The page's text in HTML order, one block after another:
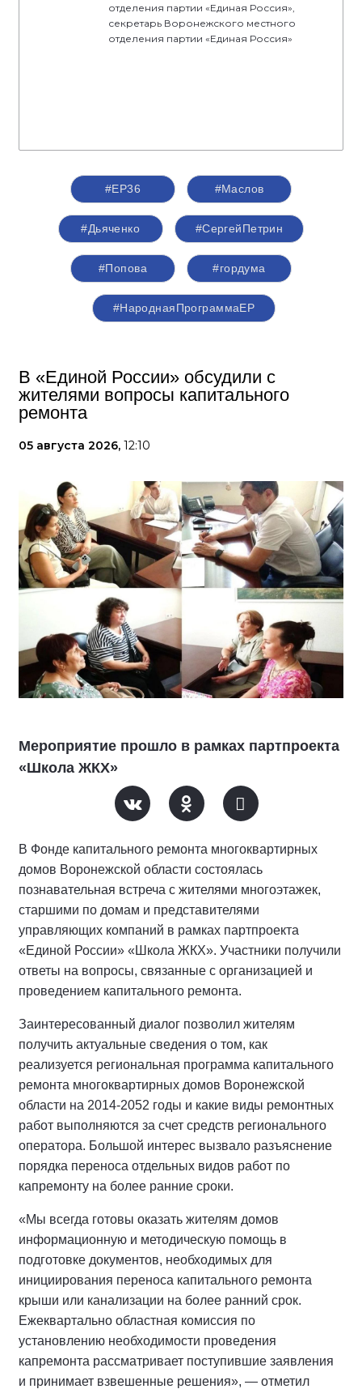
отделения партии «Единая Россия»,
секретарь Воронежского местного
отделения партии «Единая Россия»
#ЕР36 #Маслов
#Дьяченко #СергейПетрин
#Попова #гордума
#НароднаяПрограммаЕР
В «Единой России» обсудили с
жителями вопросы капитального
ремонта
05 августа 2026, 12:10
Мероприятие прошло в рамках партпроекта
«Школа ЖКХ»
В Фонде капитального ремонта многоквартирных
домов Воронежской области состоялась
познавательная встреча с жителями многоэтажек,
старшими по домам и представителями
управляющих компаний в рамках партпроекта
«Единой России» «Школа ЖКХ». Участники получили
ответы на вопросы, связанные с организацией и
проведением капитального ремонта.
Заинтересованный диалог позволил жителям
получить актуальные сведения о том, как
реализуется региональная программа капитального
ремонта многоквартирных домов Воронежской
области на 2014-2052 годы и какие виды ремонтных
работ выполняются за счет средств регионального
оператора. Большой интерес вызвало разъяснение
порядка переноса отдельных видов работ по
капремонту на более ранние сроки.
«Мы всегда готовы оказать жителям домов
информационную и методическую помощь в
подготовке документов, необходимых для
инициирования переноса капитального ремонта
крыши или канализации на более ранний срок.
Ежеквартально областная комиссия по
установлению необходимости проведения
капремонта рассматривает поступившие заявления
и принимает взвешенные решения», — отметил